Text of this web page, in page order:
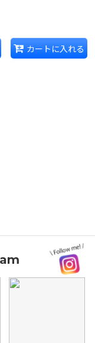
カートに入れる